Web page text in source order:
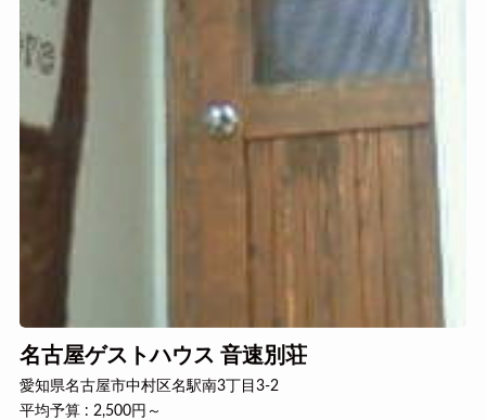
名古屋ゲストハウス 音速別荘
愛知県名古屋市中村区名駅南3丁目3-2
平均予算 : 2,500円～